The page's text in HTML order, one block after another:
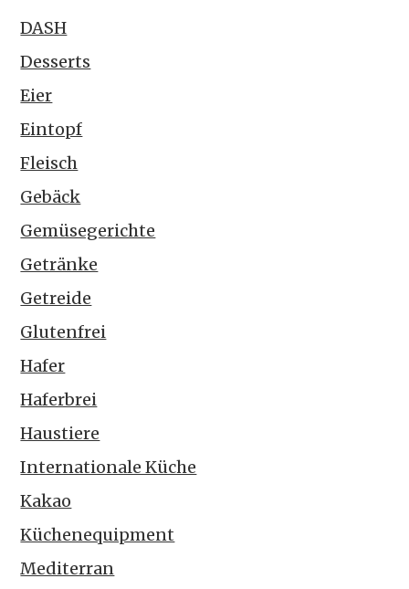
DASH
Desserts
Eier
Eintopf
Fleisch
Gebäck
Gemüsegerichte
Getränke
Getreide
Glutenfrei
Hafer
Haferbrei
Haustiere
Internationale Küche
Kakao
Küchenequipment
Mediterran